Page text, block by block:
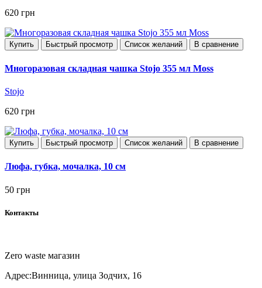
620 грн
Купить Быстрый просмотр Список желаний В сравнение
Многоразовая складная чашка Stojo 355 мл Moss
Stojo
620 грн
Купить Быстрый просмотр Список желаний В сравнение
Люфа, губка, мочалка, 10 см
50 грн
Контакты
Zero waste магазин
Адрес:Винница, улица Зодчих, 16